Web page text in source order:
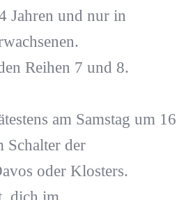
Jahren und nur in
Reihen 7 und 8.
am Samstag um 16
Schalter der
oder Klosters.